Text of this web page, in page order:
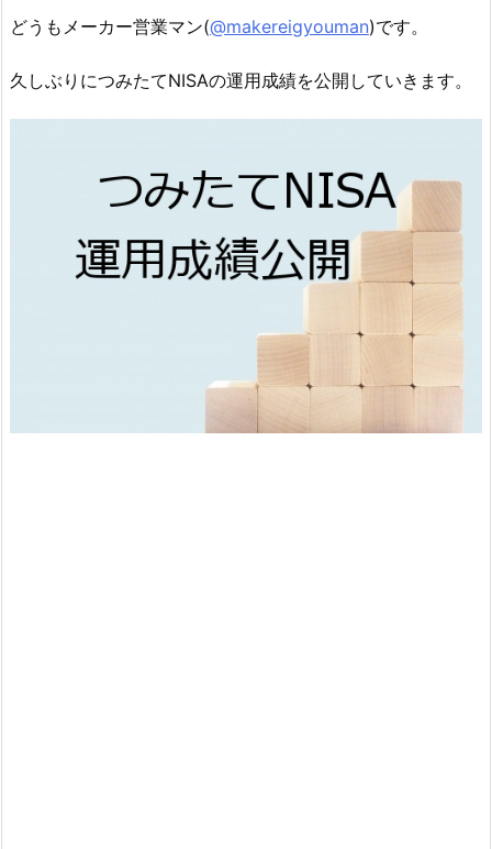
どうもメーカー営業マン(@makereigyouman)です。
久しぶりにつみたてNISAの運用成績を公開していきます。